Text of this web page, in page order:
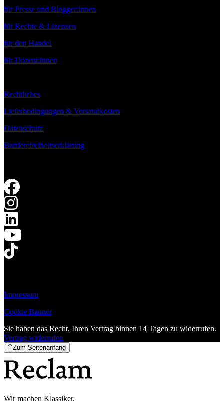
für Presse und Blogger:innen
für Rechte & Lizenzen
für den Handel
für Dozent:innen
Rechtliches
Lieferbedingungen & Versandkosten
Datenschutz
Barrierefreiheitserklärung
Impressum
Cookie Banner
Sie haben das Recht, Ihren Vertrag binnen 14 Tagen zu widerrufen.
Vertrag widerrufen
Zum Seitenanfang
Wir machen Klassiker.